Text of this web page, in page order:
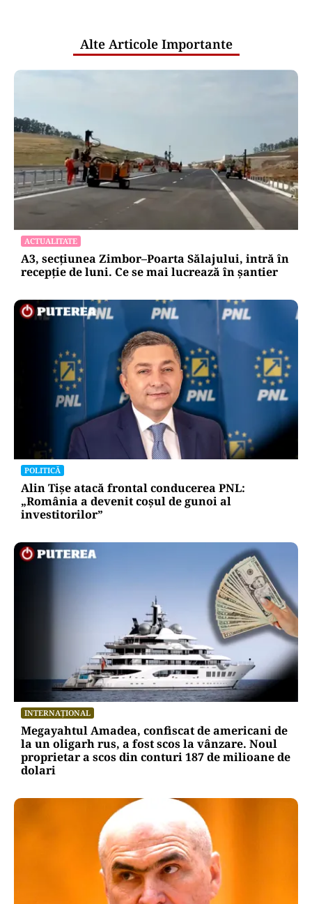
Alte Articole Importante
ACTUALITATE
A3, secțiunea Zimbor–Poarta Sălajului, intră în
recepție de luni. Ce se mai lucrează în șantier
POLITICĂ
Alin Tișe atacă frontal conducerea PNL:
„România a devenit coșul de gunoi al
investitorilor”
INTERNAȚIONAL
Megayahtul Amadea, confiscat de americani de
la un oligarh rus, a fost scos la vânzare. Noul
proprietar a scos din conturi 187 de milioane de
dolari